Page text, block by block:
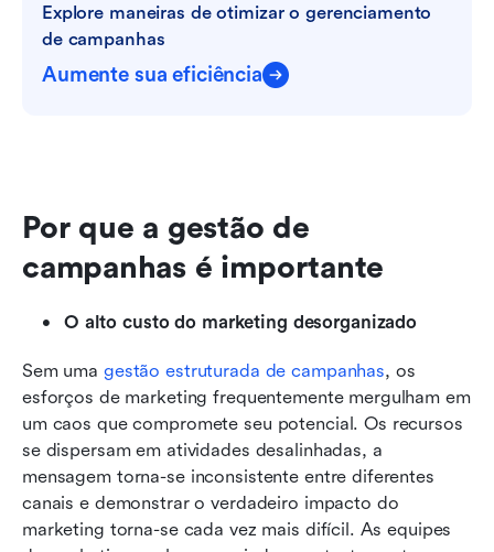
Explore maneiras de otimizar o gerenciamento
de campanhas
Aumente sua eficiência
Por que a gestão de
campanhas é importante
O alto custo do marketing desorganizado
Sem uma gestão estruturada de campanhas, os
esforços de marketing frequentemente mergulham em
um caos que compromete seu potencial. Os recursos
se dispersam em atividades desalinhadas, a
mensagem torna-se inconsistente entre diferentes
canais e demonstrar o verdadeiro impacto do
marketing torna-se cada vez mais difícil. As equipes